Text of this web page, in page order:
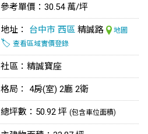
參考單價：30.54 萬/坪
地址： 台中市 西區 精誠路 地圖
🏷️ 查看區域實價登錄
社區：精誠寶座
格局： 4房(室) 2廳 2衛
總坪數：50.92 坪 (包含車位面積)